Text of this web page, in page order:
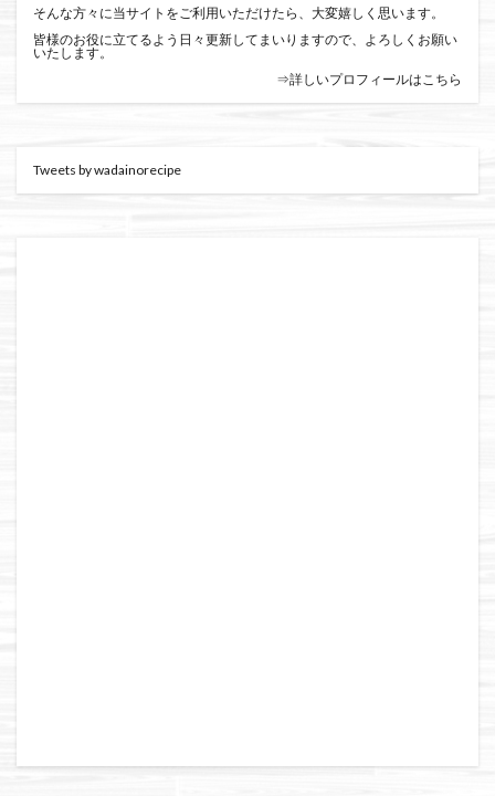
そんな方々に当サイトをご利用いただけたら、大変嬉しく思います。
皆様のお役に立てるよう日々更新してまいりますので、よろしくお願い
いたします。
⇒詳しいプロフィールはこちら
Tweets by wadainorecipe